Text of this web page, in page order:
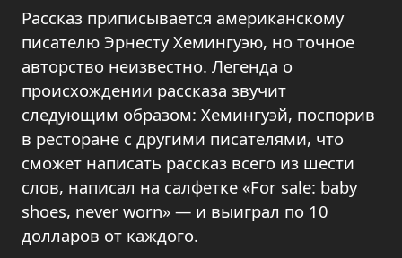
Рассказ приписывается американскому
писателю Эрнесту Хемингуэю, но точное
авторство неизвестно. Легенда о
происхождении рассказа звучит
следующим образом: Хемингуэй, поспорив
в ресторане с другими писателями, что
сможет написать рассказ всего из шести
слов, написал на салфетке «For sale: baby
shoes, never worn» — и выиграл по 10
долларов от каждого.